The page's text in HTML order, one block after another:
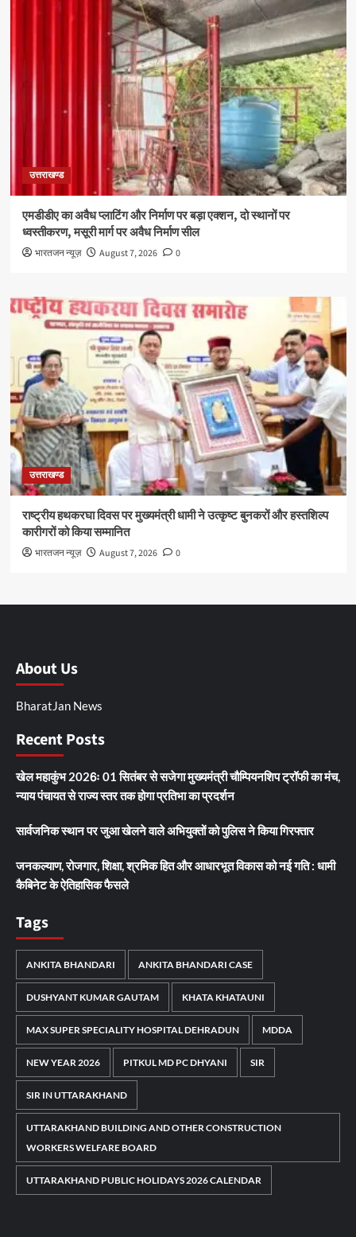
उत्तराखण्ड
एमडीडीए का अवैध प्लाटिंग और निर्माण पर बड़ा एक्शन, दो स्थानों पर
ध्वस्तीकरण, मसूरी मार्ग पर अवैध निर्माण सील
भारतजन न्यूज़ August 7, 2026 0
उत्तराखण्ड
राष्ट्रीय हथकरघा दिवस पर मुख्यमंत्री धामी ने उत्कृष्ट बुनकरों और हस्तशिल्प
कारीगरों को किया सम्मानित
भारतजन न्यूज़ August 7, 2026 0
About Us
BharatJan News
Recent Posts
खेल महाकुंभ 2026ः 01 सितंबर से सजेगा मुख्यमंत्री चौम्पियनशिप ट्रॉफी का मंच,
न्याय पंचायत से राज्य स्तर तक होगा प्रतिभा का प्रदर्शन
सार्वजनिक स्थान पर जुआ खेलने वाले अभियुक्तों को पुलिस ने किया गिरफ्तार
जनकल्याण, रोजगार, शिक्षा, श्रमिक हित और आधारभूत विकास को नई गति : धामी
कैबिनेट के ऐतिहासिक फैसले
Tags
ANKITA BHANDARI ANKITA BHANDARI CASE
DUSHYANT KUMAR GAUTAM KHATA KHATAUNI
MAX SUPER SPECIALITY HOSPITAL DEHRADUN MDDA
NEW YEAR 2026 PITKUL MD PC DHYANI SIR
SIR IN UTTARAKHAND
UTTARAKHAND BUILDING AND OTHER CONSTRUCTION
WORKERS WELFARE BOARD
UTTARAKHAND PUBLIC HOLIDAYS 2026 CALENDAR